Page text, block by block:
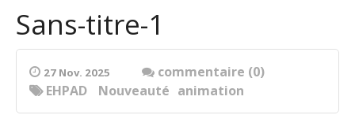
Sans-titre-1
27 Nov. 2025
commentaire (0)
animation
EHPAD Nouveauté